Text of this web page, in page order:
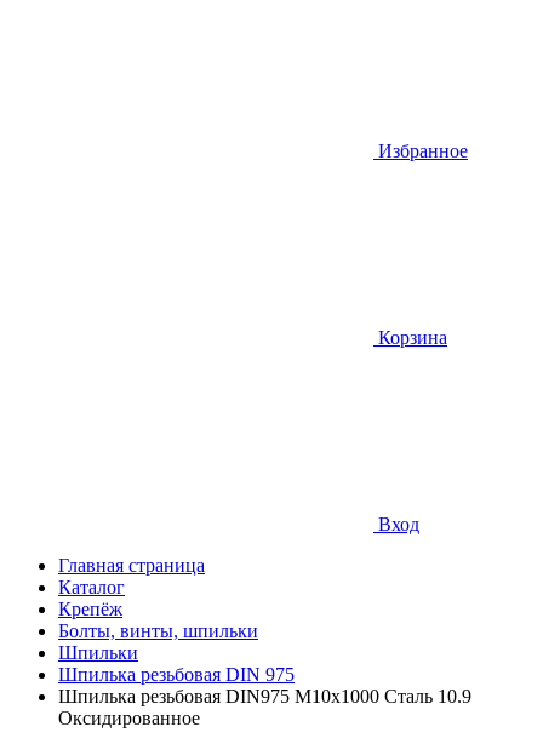
Избранное
Корзина
Вход
Главная страница
Каталог
Крепёж
Болты, винты, шпильки
Шпильки
Шпилька резьбовая DIN 975
Шпилька резьбовая DIN975 М10х1000 Сталь 10.9
Оксидированное